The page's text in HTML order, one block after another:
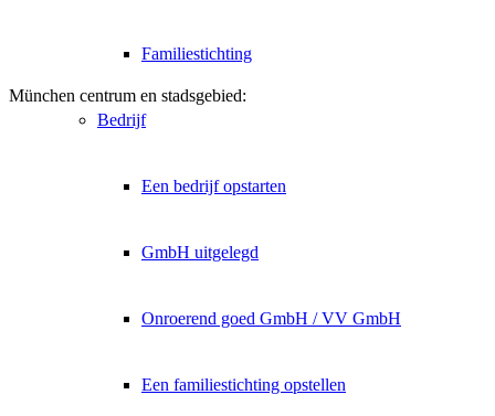
Familiestichting
Bedrijf
Een bedrijf opstarten
GmbH uitgelegd
Onroerend goed GmbH / VV GmbH
Een familiestichting opstellen
München centrum en stadsgebied: